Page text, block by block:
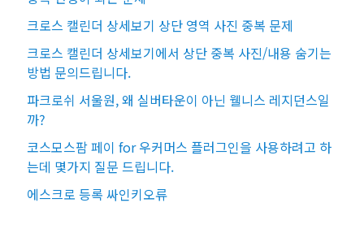
크로스 캘린더 상세보기 상단 영역 사진 중복 문제
크로스 캘린더 상세보기에서 상단 중복 사진/내용 숨기는
방법 문의드립니다.
파크로쉬 서울원, 왜 실버타운이 아닌 웰니스 레지던스일
까?
코스모스팜 페이 for 우커머스 플러그인을 사용하려고 하
는데 몇가지 질문 드립니다.
에스크로 등록 싸인키오류